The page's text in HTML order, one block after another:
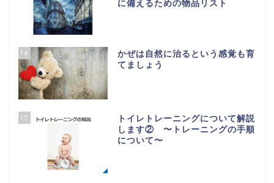
に備えるための物品リスト
14
かぜは自然に治るという感覚も育
てましょう
15
トイレトレーニングについて解説
します② 〜トレーニングの手順
について〜